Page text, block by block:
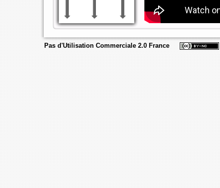
Pas d'Utilisation Commerciale 2.0 France